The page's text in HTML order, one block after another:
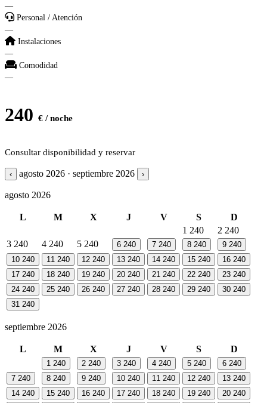
—
Personal / Atención
—
Instalaciones
—
Comodidad
—
240 € / noche
Consultar disponibilidad y reservar
‹ agosto 2026 · septiembre 2026 ›
agosto 2026
L M X J V S
D
1 240 2 240
3 240 4 240 5 240 6 240 7 240 8 240 9 240
10 240 11 240 12 240 13 240 14 240 15 240 16 240
17 240 18 240 19 240 20 240 21 240 22 240 23 240
24 240 25 240 26 240 27 240 28 240 29 240 30 240
31 240
septiembre 2026
L M X J V S D
1 240 2 240 3 240 4 240 5 240 6 240
7 240 8 240 9 240 10 240 11 240 12 240 13 240
14 240 15 240 16 240 17 240 18 240 19 240 20 240